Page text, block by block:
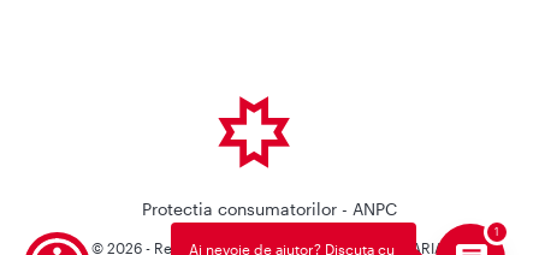
Protectia consumatorilor - ANPC
© 2026 - Reteaua Privata de Sanatate REGINA MARIA.
Ai nevoie de ajutor? Discuta cu